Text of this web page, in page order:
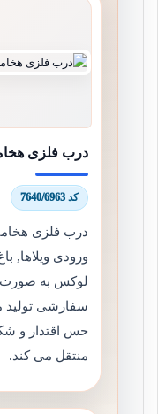
درب فلزی
کد 7640/6963
درب فلزی
ورودی ویلاها,
لوکس به صورت
سفارشی تولید
حس اقتدار و
منتقل می کند.